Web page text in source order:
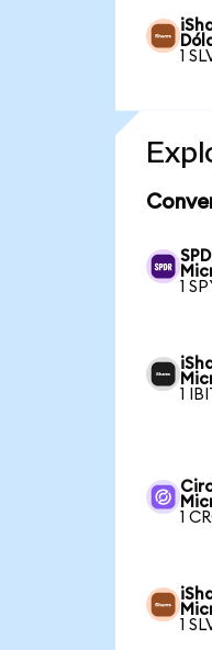
1
1
1
1
1